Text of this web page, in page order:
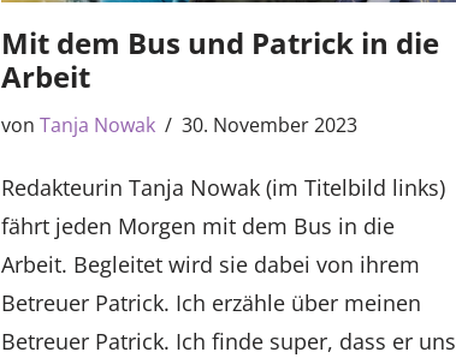
Mit dem Bus und Patrick in die
Arbeit
von Tanja Nowak 30. November 2023
Redakteurin Tanja Nowak (im Titelbild links)
fährt jeden Morgen mit dem Bus in die
Arbeit. Begleitet wird sie dabei von ihrem
Betreuer Patrick. Ich erzähle über meinen
Betreuer Patrick. Ich finde super, dass er uns